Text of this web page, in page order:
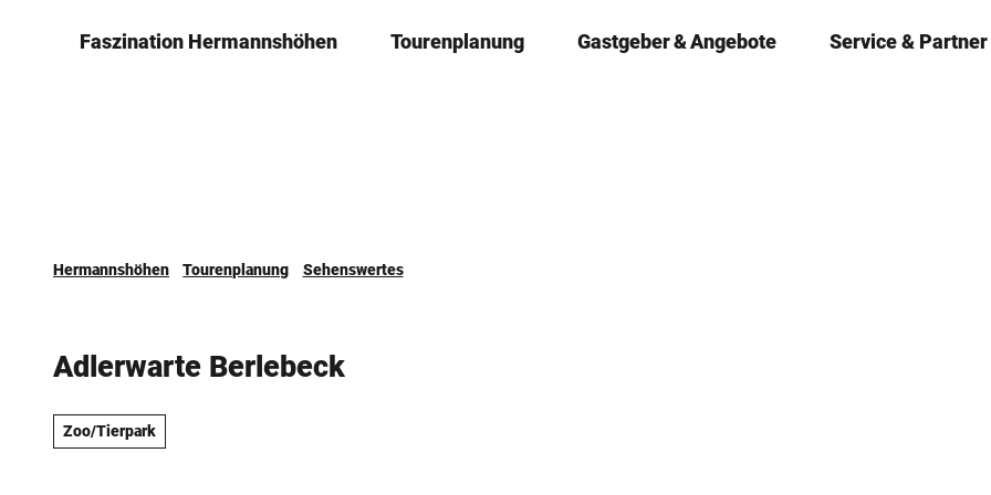
Faszination ­Hermannshöhen Tourenplanung Gastgeber & Angebote Service & Partner
Hermannshöhen Tourenplanung
Sehenswertes
Adlerwarte Berlebeck
Zoo/Tierpark